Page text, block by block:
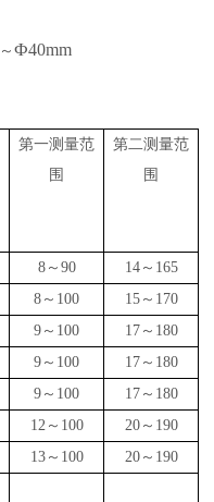
～Ф40mm
第一测量范
围
第二测量范
围
8～90
14～165
8～100
15～170
9～100
17～180
9～100
17～180
9～100
17～180
12～100
20～190
13～100
20～190